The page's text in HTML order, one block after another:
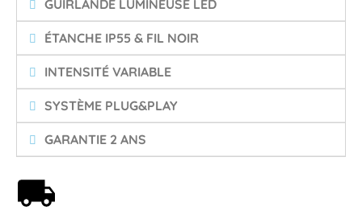
GUIRLANDE LUMINEUSE LED
ÉTANCHE IP55 & FIL NOIR
INTENSITÉ VARIABLE
SYSTÈME PLUG&PLAY
GARANTIE 2 ANS